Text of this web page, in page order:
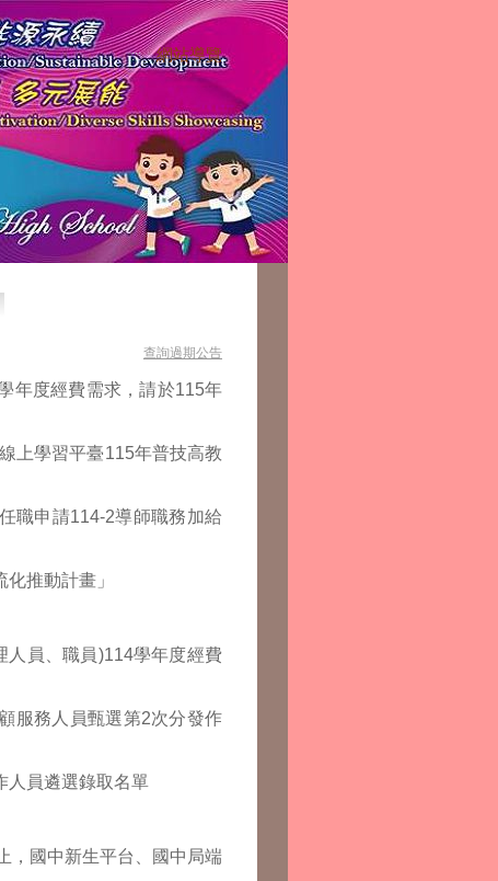
::: 網站導覽
查詢過期公告
年度經費需求，請於115年
上學習平臺115年普技高教
職申請114-2導師職務加給
推動計畫」
人員、職員)114學年度經費
服務人員甄選第2次分發作
人員遴選錄取名單
，國中新生平台、國中局端